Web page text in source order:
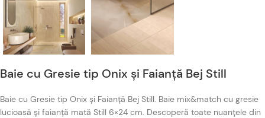
Baie cu Gresie tip Onix și Faianță Bej Still
Baie cu Gresie tip Onix și Faianță Bej Still. Baie mix&match cu gresie
lucioasă și faianță mată Still 6×24 cm. Descoperă toate nuanțele din